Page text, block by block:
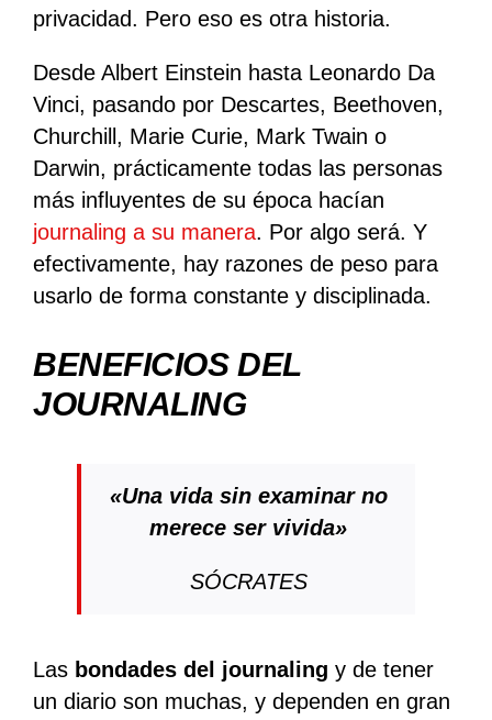
privacidad. Pero eso es otra historia.
Desde Albert Einstein hasta Leonardo Da
Vinci, pasando por Descartes, Beethoven,
Churchill, Marie Curie, Mark Twain o
Darwin, prácticamente todas las personas
más influyentes de su época hacían
journaling a su manera. Por algo será. Y
efectivamente, hay razones de peso para
usarlo de forma constante y disciplinada.
BENEFICIOS DEL
JOURNALING
«Una vida sin examinar no
merece ser vivida»
SÓCRATES
Las bondades del journaling y de tener
un diario son muchas, y dependen en gran